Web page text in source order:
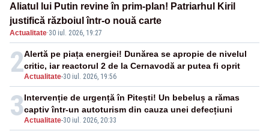
Aliatul lui Putin revine în prim-plan! Patriarhul Kiril
justifică războiul într-o nouă carte
Actualitate·30 iul. 2026, 19:27
2Actualitate-30 iul. 2026, 19:56
Alertă pe piața energiei! Dunărea se apropie de nivelul
critic, iar reactorul 2 de la Cernavodă ar putea fi oprit
3Actualitate-30 iul. 2026, 20:33
Intervenție de urgență în Pitești! Un bebeluș a rămas
captiv într-un autoturism din cauza unei defecțiuni